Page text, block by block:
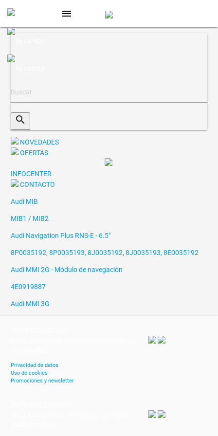
menu
search
NOVEDADES
OFERTAS
INFOCENTER
CONTACTO
Audi MIB
MIB1 / MIB2
Audi Navigation Plus RNS-E - 6.5"
8P0035192, 8P0035193, 8J0035192, 8J0035193, 8E0035192
Audi MMI 2G - Módulo de navegación
4E0919887
Audi MMI 3G
Privacidad de datos
Uso de cookies
Promociones y newsletter